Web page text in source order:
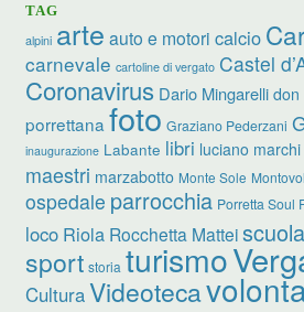
TAG
alpini arte auto e motori calcio
carnevale cartoline di vergato Castel
Coronavirus Dario Mingarelli don
porrettana foto Graziano Pederzani
inaugurazione Labante libri luciano marchi
maestri marzabotto Monte Sole
ospedale parrocchia Porretta Soul
loco Riola Rocchetta Matteiscuola
sport storia turismo
CulturaVideoteca